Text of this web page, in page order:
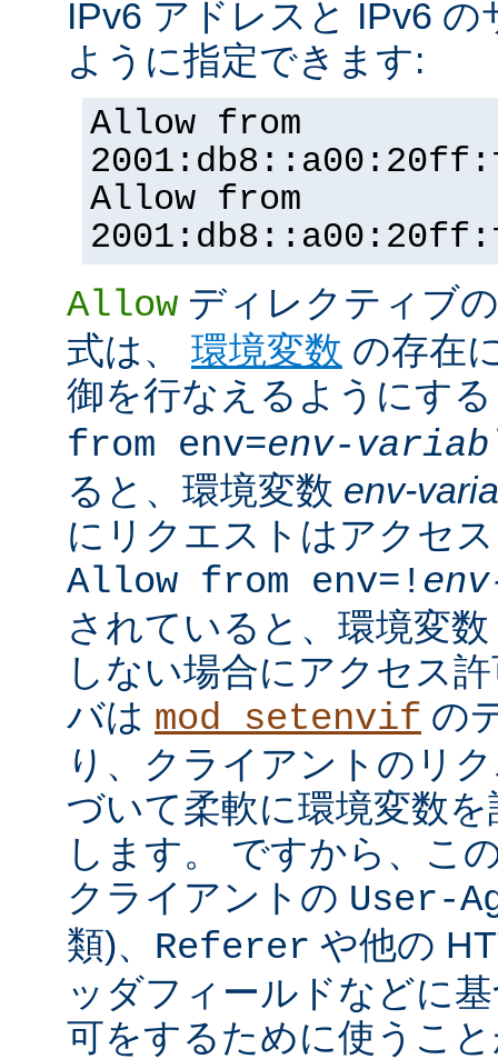
IPv6 アドレスと IPv6
ように指定できます:
Allow from
Allow from
Allow ディレクティブ
式は、 環境変数 の存在
御を行なえるようにす
from env=env-
ると、環境変数 env-
にリクエストはアクセ
Allow from env=!
されていると、環境変数
しない場合にアクセス
バは mod_setenvif の
り、クライアントのリ
づいて柔軟に環境変数
します。 ですから、こ
クライアントの User-
類)、 Referer や他の
ッダフィールドなどに
可をするために使うこ